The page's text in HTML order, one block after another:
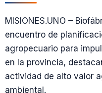
MISIONES.UNO –
encuentro de
agropecuario para
en la provincia,
actividad de alto valor
ambiental.